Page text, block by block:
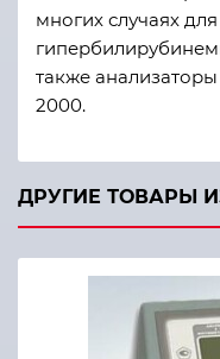
многих случаях
также
2000.
ДРУГИЕ ТОВАРЫ